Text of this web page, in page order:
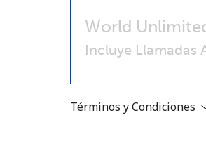
World
Incluye Llamadas
Términos y Condiciones